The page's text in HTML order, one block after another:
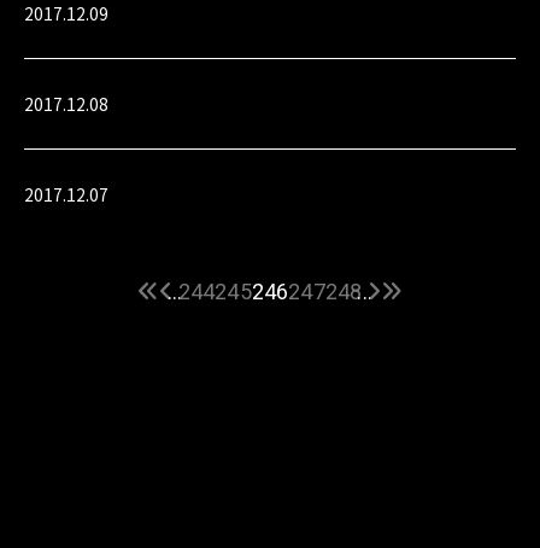
2017.12.09
2017.12.08
2017.12.07
...244245246247248...